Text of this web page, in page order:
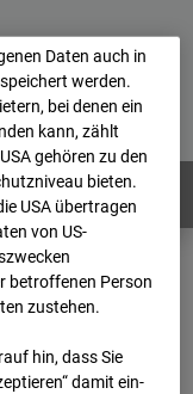
Login
-Cam2
Archiv
Daten auch in
werden.
bei denen ein
kann, zählt
gehören zu den
bieten.
USA übertragen
von US-
betroffenen Person
zustehen.
hin, dass Sie
damit ein­